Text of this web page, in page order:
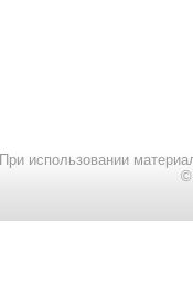
При использовании